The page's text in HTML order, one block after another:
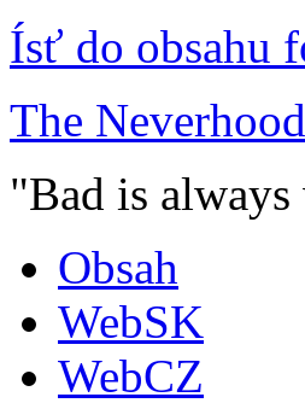
Ísť do obsahu
The
"Bad is
Obsah
WebSK
WebCZ